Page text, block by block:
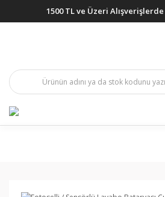
1500 TL ve Üzeri Alışverişlerde